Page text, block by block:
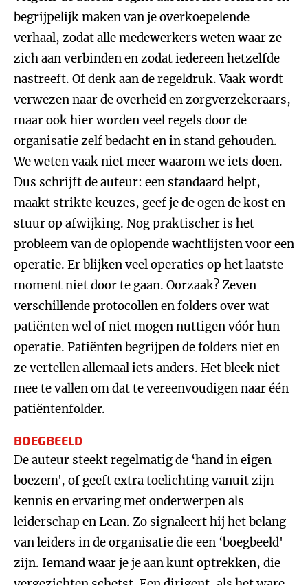
begrijpelijk maken van je overkoepelende
verhaal, zodat alle medewerkers weten waar ze
zich aan verbinden en zodat iedereen hetzelfde
nastreeft. Of denk aan de regeldruk. Vaak wordt
verwezen naar de overheid en zorgverzekeraars,
maar ook hier worden veel regels door de
organisatie zelf bedacht en in stand gehouden.
We weten vaak niet meer waarom we iets doen.
Dus schrijft de auteur: een standaard helpt,
maakt strikte keuzes, geef je de ogen de kost en
stuur op afwijking. Nog praktischer is het
probleem van de oplopende wachtlijsten voor een
operatie. Er blijken veel operaties op het laatste
moment niet door te gaan. Oorzaak? Zeven
verschillende protocollen en folders over wat
patiënten wel of niet mogen nuttigen vóór hun
operatie. Patiënten begrijpen de folders niet en
ze vertellen allemaal iets anders. Het bleek niet
mee te vallen om dat te vereenvoudigen naar één
patiëntenfolder.
BOEGBEELD
De auteur steekt regelmatig de ‘hand in eigen
boezem', of geeft extra toelichting vanuit zijn
kennis en ervaring met onderwerpen als
leiderschap en Lean. Zo signaleert hij het belang
van leiders in de organisatie die een ‘boegbeeld'
zijn. Iemand waar je je aan kunt optrekken, die